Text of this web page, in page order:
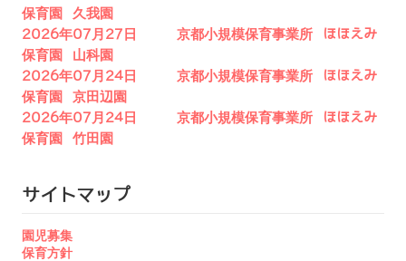
保育園 久我園
2026年07月27日 京都小規模保育事業所 ほほえみ
保育園 山科園
2026年07月24日 京都小規模保育事業所 ほほえみ
保育園 京田辺園
2026年07月24日 京都小規模保育事業所 ほほえみ
保育園 竹田園
サイトマップ
園児募集
保育方針